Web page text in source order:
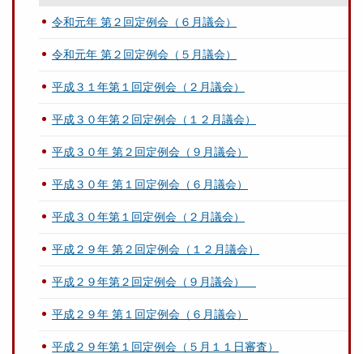
令和元年 第２回定例会（６月議会）
令和元年 第２回定例会（５月議会）
平成３１年第１回定例会（２月議会）
平成３０年第２回定例会（１２月議会）
平成３０年 第２回定例会（９月議会）
平成３０年 第１回定例会（６月議会）
平成３０年第１回定例会（２月議会）
平成２９年 第２回定例会（１２月議会）
平成２９年第２回定例会（９月議会）
平成２９年 第１回定例会（６月議会）
平成２９年第１回定例会（５月１１日審査）